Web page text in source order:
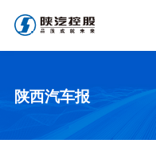
陕西汽车报